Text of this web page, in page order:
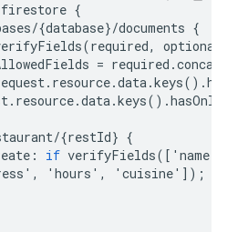
firestore {
/{database}/documents {
(required, optional
= required .concat
. resource.data.keys().
. resource.data.keys().hasOnly
/{restId} {
: if verifyFields([ ' name
' , ' hours ' , ' cuisine' ]);